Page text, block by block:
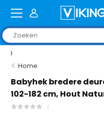
Home
Babyhek bredere
102-182 cm, Hout